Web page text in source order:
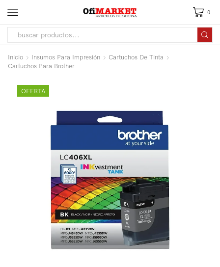
0
Inicio Insumos Para Impresión
Cartuchos De Tinta
Cartuchos Para Brother
OFERTA